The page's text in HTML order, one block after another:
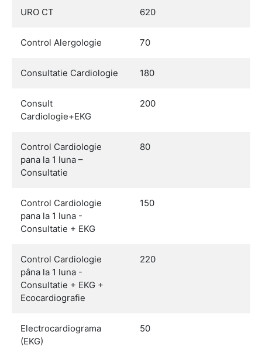
URO CT 620
Control Alergologie 70
Consultatie Cardiologie 180
Consult
Cardiologie+EKG
200
Control Cardiologie
pana la 1 luna –
Consultatie
80
Control Cardiologie
pana la 1 luna -
Consultatie + EKG
150
Control Cardiologie
pâna la 1 luna -
Consultatie + EKG +
Ecocardiografie
220
Electrocardiograma
(EKG)
50